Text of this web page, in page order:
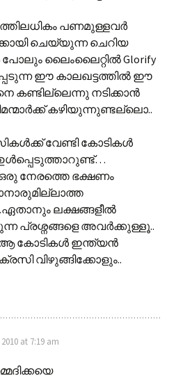
പണമുള്ളവർ
ചെയ്യുന്ന ചെറിയ
ലൈംലൈറ്റിൽ Glorify
ഈ കാലഖട്ടത്തിൽ ഈ
കണ്ടില്ലെന്നു നടിക്കാൻ
കഴിയുന്നുണ്ടല്ലൊ..
വേണ്ടി കോടികൾ
നേരത്തെ ഭക്ഷണം
ലക്ഷങ്ങളീൽ
പ്രശ്നങ്ങളെ അവർക്കുള്ളൂ..
കോടികൾ ഇന്ത്യൻ
വിഴുങ്ങിക്കോളും..
at 7:19 am